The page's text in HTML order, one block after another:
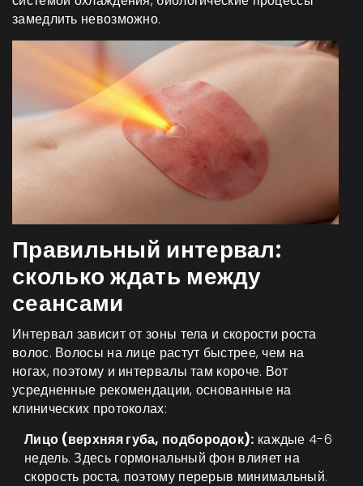
замедлить невозможно.
Правильный интервал:
сколько ждать между
сеансами
Интервал зависит от зоны тела и скорости роста
волос. Волосы на лице растут быстрее, чем на
ногах, поэтому и интервалы там короче. Вот
усредненные рекомендации, основанные на
клинических протоколах:
Лицо (верхняя губа, подбородок): каждые 4-6
недель. Здесь гормональный фон влияет на
скорость роста, поэтому перерыв минимальный.